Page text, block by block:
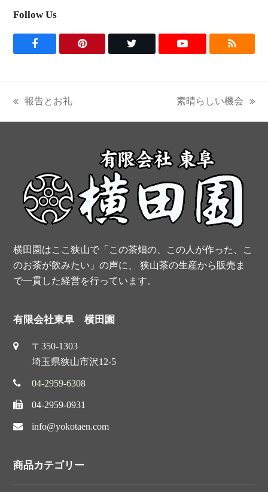
Follow Us
F
c
o
k
P
s
t
T
e
Y
u
b
R
S
previous
post:
報告とお礼
next
post:
素晴らしい機会
横田園はここ狭山で「この茶畑の、この人が作った、こ
のお茶が飲みたい」の声に、 狭山茶の生産から販売ま
で一貫した経営を行っています。
有限会社東阜 横田園
〒350-1303
埼玉県狭山市沢12-5
04-2959-6308
04-2959-0931
info@yokotaen.com
商品カテゴリー